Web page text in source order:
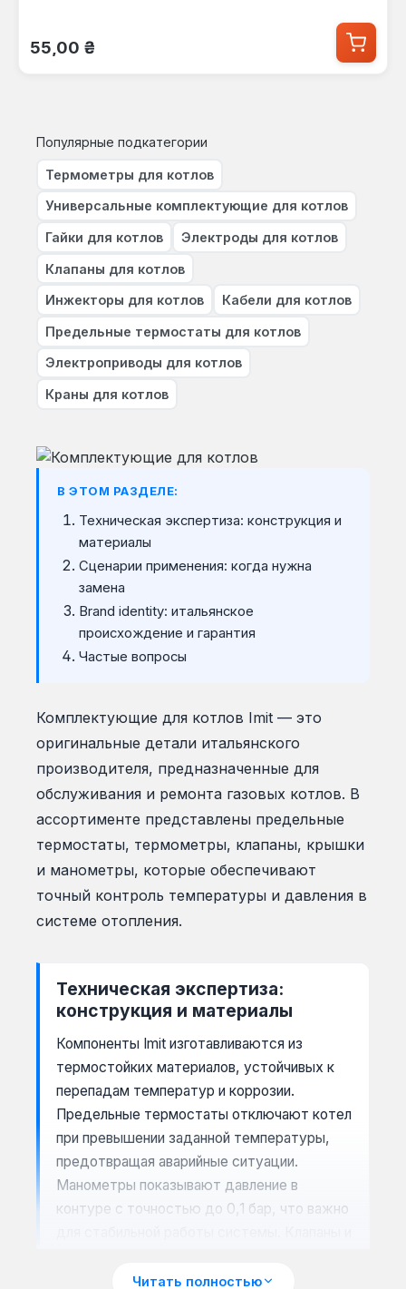
Обычная цена:
55,00 ₴
Популярные подкатегории
Термометры для котлов
Универсальные комплектующие для котлов
Гайки для котлов Электроды для котлов
Клапаны для котлов
Инжекторы для котлов Кабели для котлов
Предельные термостаты для котлов
Электроприводы для котлов
Краны для котлов
В ЭТОМ РАЗДЕЛЕ:
Техническая экспертиза: конструкция и
материалы
Сценарии применения: когда нужна
замена
Brand identity: итальянское
происхождение и гарантия
Частые вопросы
Комплектующие для котлов Imit — это
оригинальные детали итальянского
производителя, предназначенные для
обслуживания и ремонта газовых котлов. В
ассортименте представлены предельные
термостаты, термометры, клапаны, крышки
и манометры, которые обеспечивают
точный контроль температуры и давления в
системе отопления.
Техническая экспертиза:
конструкция и материалы
Компоненты Imit изготавливаются из
термостойких материалов, устойчивых к
перепадам температур и коррозии.
Предельные термостаты отключают котел
при превышении заданной температуры,
предотвращая аварийные ситуации.
Манометры показывают давление в
контуре с точностью до 0,1 бар, что важно
исключая утечки теплоносителя.
Читать полностью